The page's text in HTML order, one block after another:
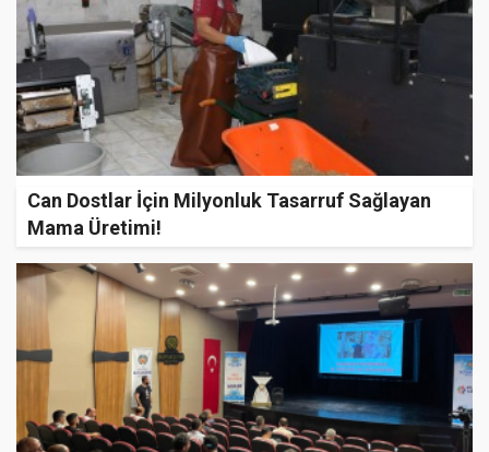
Can Dostlar İçin Milyonluk Tasarruf Sağlayan
Mama Üretimi!